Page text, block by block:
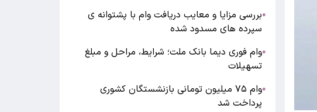
●بررسی مزایا و معایب دریافت وام با پشتوانه ی
سپرده های مسدود شده
●وام فوری دیما بانک ملت؛ شرایط، مراحل و مبلغ
تسهیلات
●
وام ۷۵ میلیون تومانی بازنشستگان کشوری
پرداخت شد